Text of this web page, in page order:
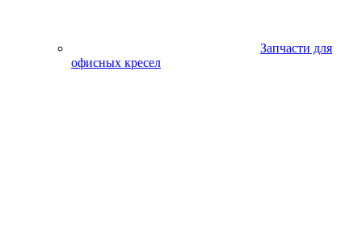
Запчасти для
офисных кресел